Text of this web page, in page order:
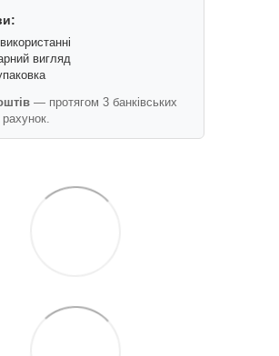
вигляд
— протягом 3 банківських